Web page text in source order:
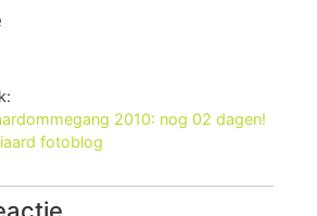
2010: nog 02 dagen!
fotoblog